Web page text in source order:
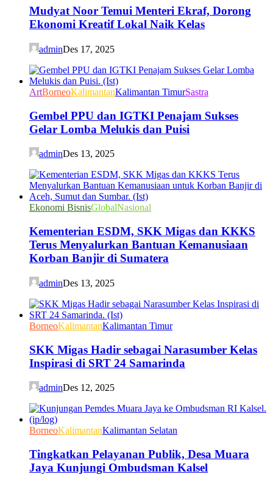
Mudyat Noor Temui Menteri Ekraf, Dorong
Ekonomi Kreatif Lokal Naik Kelas
adminDes 17, 2025
ArtBorneoKalimantanKalimantan TimurSastra
Gembel PPU dan IGTKI Penajam Sukses
Gelar Lomba Melukis dan Puisi
adminDes 13, 2025
Ekonomi BisnisGlobalNasional
Kementerian ESDM, SKK Migas dan KKKS
Terus Menyalurkan Bantuan Kemanusiaan
Korban Banjir di Sumatera
adminDes 13, 2025
BorneoKalimantanKalimantan Timur
SKK Migas Hadir sebagai Narasumber Kelas
Inspirasi di SRT 24 Samarinda
adminDes 12, 2025
BorneoKalimantanKalimantan Selatan
Tingkatkan Pelayanan Publik, Desa Muara
Jaya Kunjungi Ombudsman Kalsel